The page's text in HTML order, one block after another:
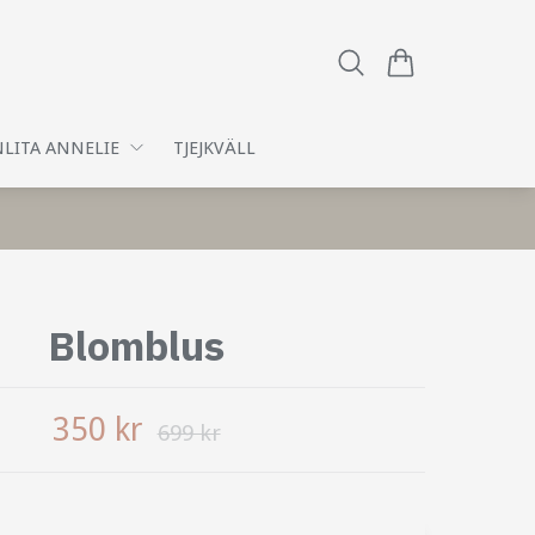
ANNELIE TJEJKVÄLL
Blomblus
350 kr 699 kr